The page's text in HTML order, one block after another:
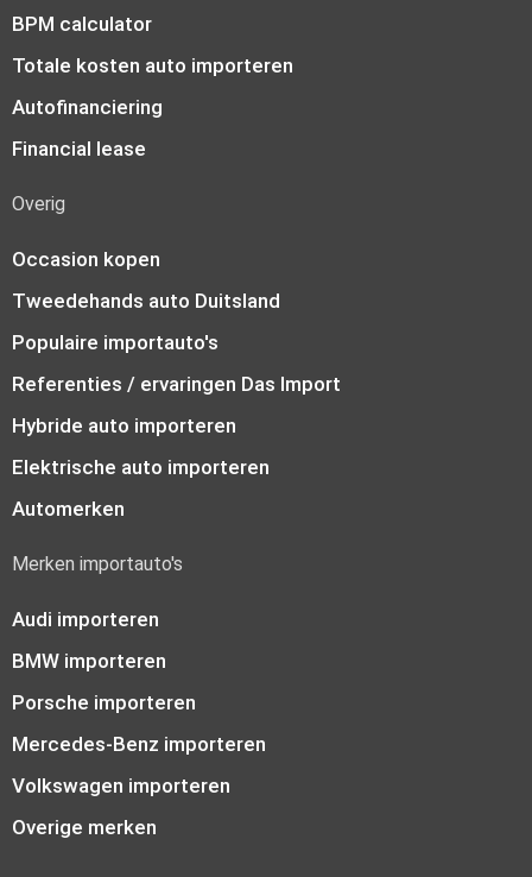
BPM calculator
Totale kosten auto importeren
Autofinanciering
Financial lease
Overig
Occasion kopen
Tweedehands auto Duitsland
Populaire importauto's
Referenties / ervaringen Das Import
Hybride auto importeren
Elektrische auto importeren
Automerken
Merken importauto's
Audi importeren
BMW importeren
Porsche importeren
Mercedes-Benz importeren
Volkswagen importeren
Overige merken